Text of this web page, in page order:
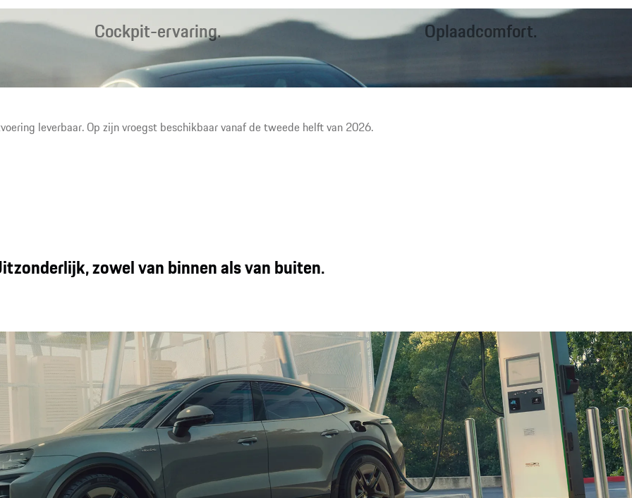
Cockpit-ervaring.
Het grootste displayoppervlak in een Porsche, interactieve
Mood Modes¹ en de nieuwe generatie stoelen bieden een
Oplaadcomfort.
rijden. De oplaadmogelijkheden kunnen worden afgestemd op
leverbaar. Op zijn vroegst beschikbaar vanaf de tweede helft van 2026.
zowel van binnen als van buiten.